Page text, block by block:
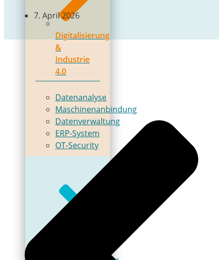
Digitalisierung
&
Industrie
4.0
Datenanalyse
Maschinenanbindung
Datenverwaltung
ERP-System
OT-Security
7. April 2026